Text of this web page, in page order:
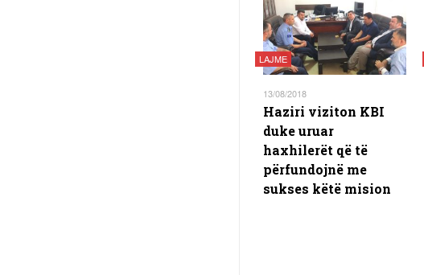
LAJME
13/08/2018
Haziri viziton KBI
duke uruar
haxhilerët që të
përfundojnë me
sukses këtë mision